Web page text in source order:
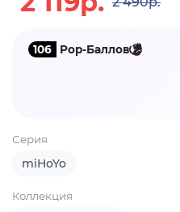
106 Pop-Баллов
Серия
miHoYo
Коллекция